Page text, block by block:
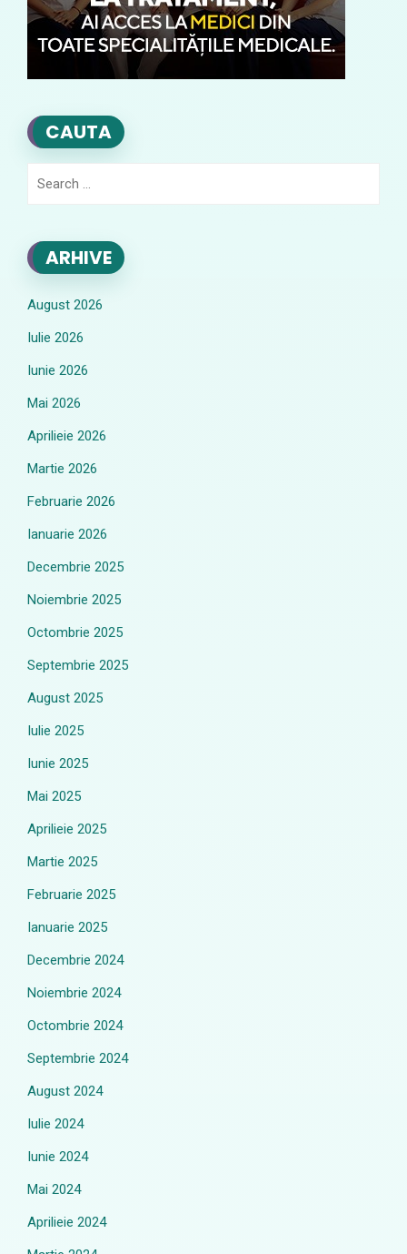
CAUTA
ARHIVE
August 2026
Iulie 2026
Iunie 2026
Mai 2026
Aprilieie 2026
Martie 2026
Februarie 2026
Ianuarie 2026
Decembrie 2025
Noiembrie 2025
Octombrie 2025
Septembrie 2025
August 2025
Iulie 2025
Iunie 2025
Mai 2025
Aprilieie 2025
Martie 2025
Februarie 2025
Ianuarie 2025
Decembrie 2024
Noiembrie 2024
Octombrie 2024
Septembrie 2024
August 2024
Iulie 2024
Iunie 2024
Mai 2024
Aprilieie 2024